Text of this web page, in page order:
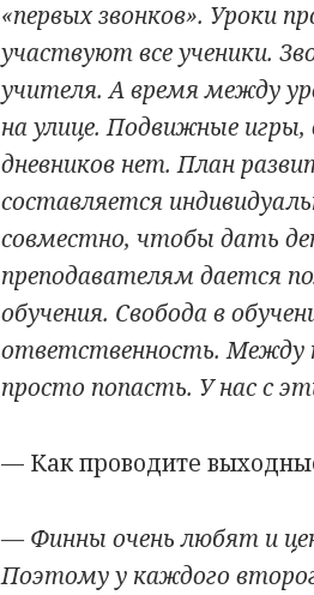
«первых звонков». Уроки
участвуют все ученики.
учителя. А время между
на улице. Подвижные
дневников нет. План
составляется
совместно, чтобы дать
преподавателям дается
обучения. Свобода в
ответственность. Между
просто попасть. У нас с
— Как проводите
— Финны очень любят и
Поэтому у каждого